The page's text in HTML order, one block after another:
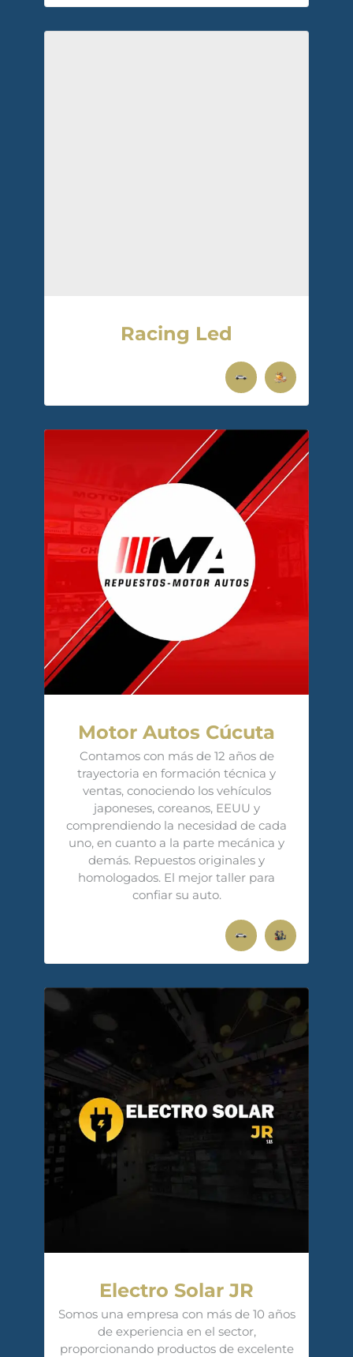
Racing Led
Motor Autos Cúcuta
Contamos con más de 12 años de
trayectoria en formación técnica y
ventas, conociendo los vehículos
japoneses, coreanos, EEUU y
comprendiendo la necesidad de cada
uno, en cuanto a la parte mecánica y
demás. Repuestos originales y
homologados. El mejor taller para
confiar su auto.
Electro Solar JR
Somos una empresa con más de 10 años
de experiencia en el sector,
proporcionando productos de excelente